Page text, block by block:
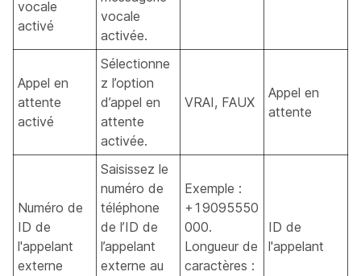
vocale
activé
vocale
activée.
Appel en
attente
activé
Sélectionne
z l’option
d’appel en
attente
activée.
VRAI, FAUX
Appel en
attente
Numéro de
ID de
l'appelant
externe
Saisissez le
numéro de
téléphone
de l’ID de
l’appelant
externe au
Exemple :
+19095550
000.
Longueur de
caractères :
ID de
l'appelant